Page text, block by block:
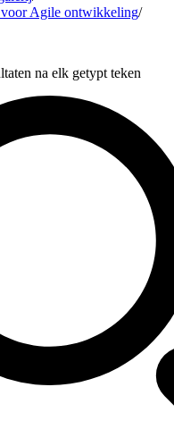
voor Agile ontwikkeling/
na elk getypt teken